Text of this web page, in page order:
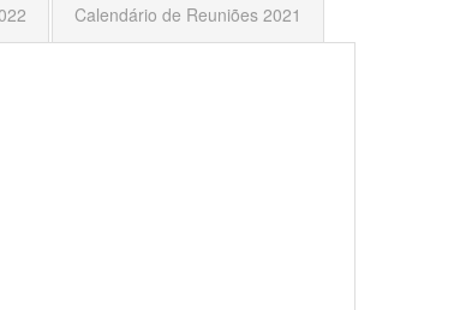
Calendário de Reuniões 2021